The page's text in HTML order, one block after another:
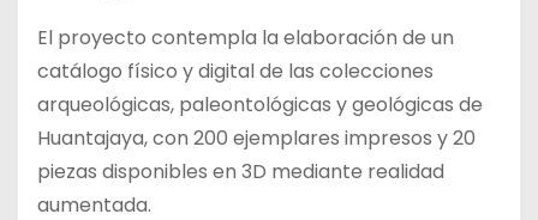
El proyecto contempla la elaboración de un
catálogo físico y digital de las colecciones
arqueológicas, paleontológicas y geológicas de
Huantajaya, con 200 ejemplares impresos y 20
piezas disponibles en 3D mediante realidad
aumentada.